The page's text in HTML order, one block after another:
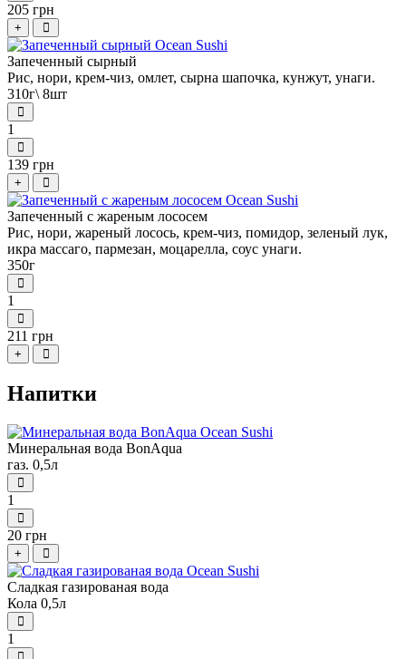
205 грн
+
Запеченный сырный
Рис, нори, крем-чиз, омлет, сырна шапочка, кунжут, унаги.
310г\ 8шт
1
139 грн
+
Запеченный с жареным лососем
Рис, нори, жареный лосось, крем-чиз, помидор, зеленый лук,
икра массаго, пармезан, моцарелла, соус унаги.
350г
1
211 грн
+
Напитки
Минеральная вода BonAqua
газ. 0,5л
1
20 грн
+
Сладкая газированая вода
Кола 0,5л
1